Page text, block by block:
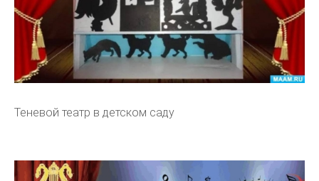
Теневой театр в детском саду